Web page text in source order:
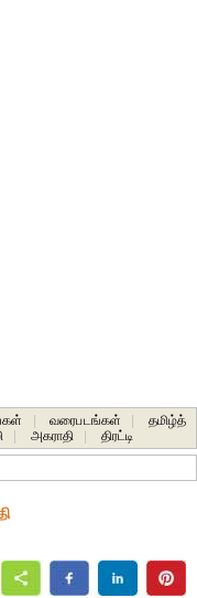
வரைபடங்கள்
தமிழ்த்
அகராதி திரட்டி